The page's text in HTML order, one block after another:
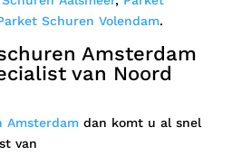
Schuren Volendam.
Amsterdam
van Noord
Amsterdamdan komt u al snel
van